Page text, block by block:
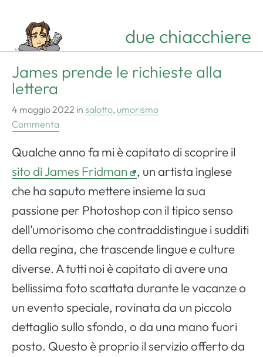
due chiacchiere
James prende le richieste alla
lettera
4 maggio 2022 in salotto, umorismo
Commenta
Qualche anno fa mi è capitato di scoprire il
sito di James Fridman
, un artista inglese
che ha saputo mettere insieme la sua
passione per Photoshop con il tipico senso
dell’umorisomo che contraddistingue i sudditi
della regina, che trascende lingue e culture
diverse. A tutti noi è capitato di avere una
bellissima foto scattata durante le vacanze o
un evento speciale, rovinata da un piccolo
dettaglio sullo sfondo, o da una mano fuori
posto. Questo è proprio il servizio offerto da